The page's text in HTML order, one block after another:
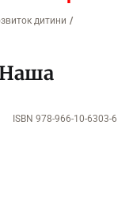
дитини /
Наша
ISBN 978-966-10-6303-6